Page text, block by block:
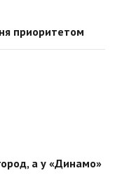
приоритетом
а у «Динамо»